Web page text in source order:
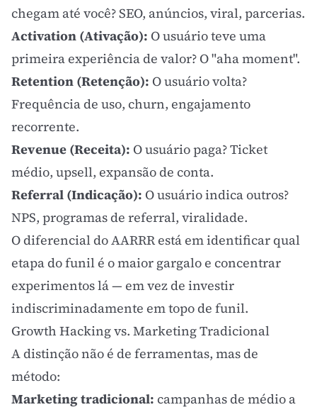
chegam até você?SEO, anúncios, viral, parcerias.
Activation (Ativação): O usuário teve uma
primeira experiência de valor? O "aha moment".
Retention (Retenção): O usuário volta?
Frequência de uso, churn, engajamento
recorrente.
Revenue (Receita): O usuário paga?Ticket
médio, upsell, expansão de conta.
Referral (Indicação): O usuário indica outros?
NPS, programas de referral, viralidade.
O diferencial do AARRR está em identificar qual
etapa do funil é o maior gargalo e concentrar
experimentos lá — em vez de investir
indiscriminadamente em topo de funil.
Growth Hacking vs. Marketing Tradicional
A distinção não é de ferramentas, mas de
método:
Marketing tradicional: campanhas de médio a